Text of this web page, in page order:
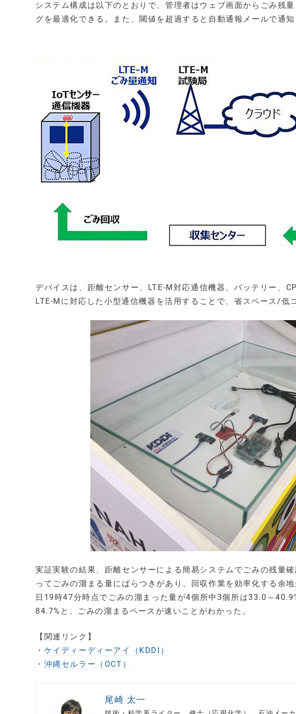
システム構成は以下のとおりで、管理者はウェブ画面からごみ残
グを最適化できる。また、閾値を超過すると自動通報メールで通知
デバイスは、距離センサー、LTE-M対応通信機器、バッテリー、
LTE-Mに対応した小型通信機器を活用することで、省スペース/低
実証実験の結果、距離センサーによる簡易システムでごみの残量
ってごみの溜まる量にばらつきがあり、回収作業を効率化する余
日19時47分時点でごみの溜まった量が4個所中3個所は33.0～
84.7%と、ごみの溜まるペースが速いことがわかった。
【関連リンク】
・ ケイディーディーアイ（KDDI）
・ 沖縄セルラー（OCT）
尾崎 太一